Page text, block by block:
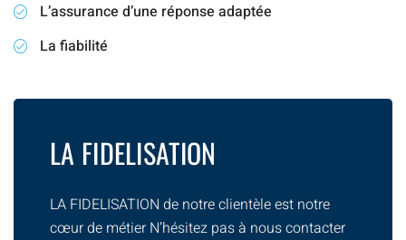
L’assurance d’une réponse adaptée
La fiabilité
LA FIDELISATION
LA FIDELISATION de notre clientèle est notre
cœur de métier N’hésitez pas à nous contacter